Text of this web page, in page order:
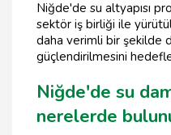
Niğde'de su altyapısı
sektör iş birliği ile
daha verimli bir şekilde
güçlendirilmesini
Niğde'de su
nerelerde